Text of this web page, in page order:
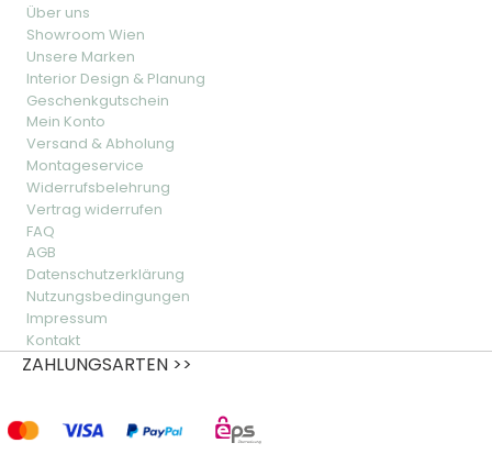
Über uns
Showroom Wien
Unsere Marken
Interior Design & Planung
Geschenkgutschein
Mein Konto
Versand & Abholung
Montageservice
Widerrufsbelehrung
Vertrag widerrufen
FAQ
AGB
Datenschutzerklärung
Nutzungsbedingungen
Impressum
Kontakt
ZAHLUNGSARTEN >>